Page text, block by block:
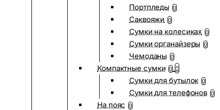
Портпледы 0
Саквояжи 0
Сумки на колесиках 0
Сумки органайзеры 0
Чемоданы 0
Компактные сумки 0
Сумки для бутылок 0
Сумки для телефонов 0
На пояс 0